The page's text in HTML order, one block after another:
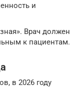
и
Врач должен
к пациентам.
в 2026 году